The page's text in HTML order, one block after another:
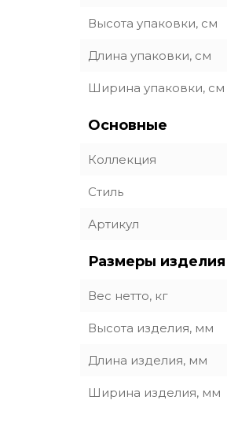
Высота упаковки, см
Длина упаковки, см
Ширина упаковки, см
Основные
Коллекция
Стиль
Артикул
Размеры изделия
Вес нетто, кг
Высота изделия, мм
Длина изделия, мм
Ширина изделия, мм